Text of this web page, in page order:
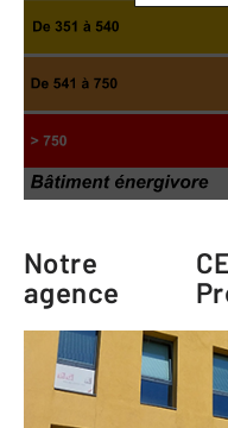
Notre
agence